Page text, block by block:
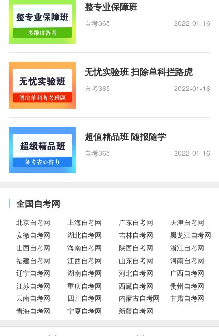
整专业保障班
自考365 2022-01-16
无忧实验班 扫除单科拦路虎
自考365 2022-01-16
超值精品班 随报随学
自考365 2022-01-16
全国自考网
北京自考网 上海自考网 广东自考网
天津自考网
安徽自考网
湖北自考网 吉林自考网
黑龙江自考网
山西自考网
海南自考网 陕西自考网
浙江自考网
福建自考网
江西自考网 山东自考网
河南自考网
辽宁自考网
湖南自考网 河北自考网
广西自考网
江苏自考网
重庆自考网 西藏自考网
贵州自考网
云南自考网
四川自考网 内蒙古自考网
甘肃自考网
青海自考网
宁夏自考网 新疆自考网